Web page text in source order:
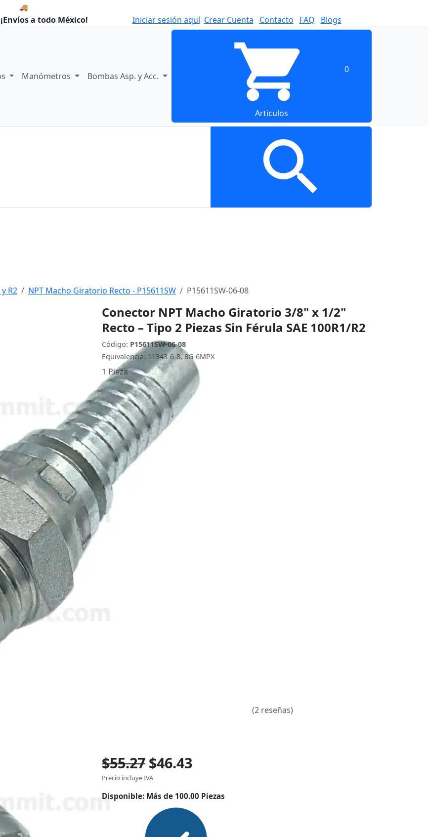
🚚 Compra antes de las 8:00 y enviamos hoy.
a todo México! Iniciar sesión aquí Crear Cuenta Contacto FAQ Blogs
Manómetros Bombas Asp. y Acc.
0
Articulos
R2 NPT Macho Giratorio Recto - P15611SW
P15611SW-06-08
Conector NPT Macho Giratorio 3/8" x 1/2"
Recto – Tipo 2 Piezas Sin Férula SAE 100R1/R2
Código: P15611SW-06-08
Equivalencia: 11343-6-8, 8G-6MPX
1 Pieza
(2 reseñas)
$55.27 $46.43
Precio incluye IVA
Disponible: Más de 100.00 Piezas